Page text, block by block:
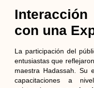
con una
La participación del
entusiastas que
maestra Hadassah. Su
capacitaciones a